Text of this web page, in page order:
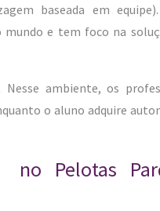
baseada em equipe).
e tem foco na
ambiente, os
o aluno adquire
no Pelotas